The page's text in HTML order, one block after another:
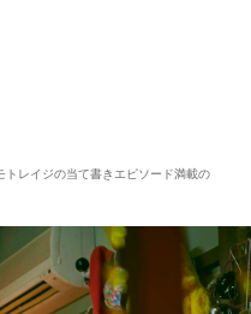
トレイジの当て書きエピソード満載の